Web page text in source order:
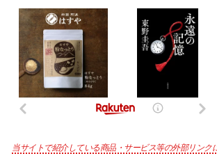
当サイトで紹介している商品・サービス等の外部リンク